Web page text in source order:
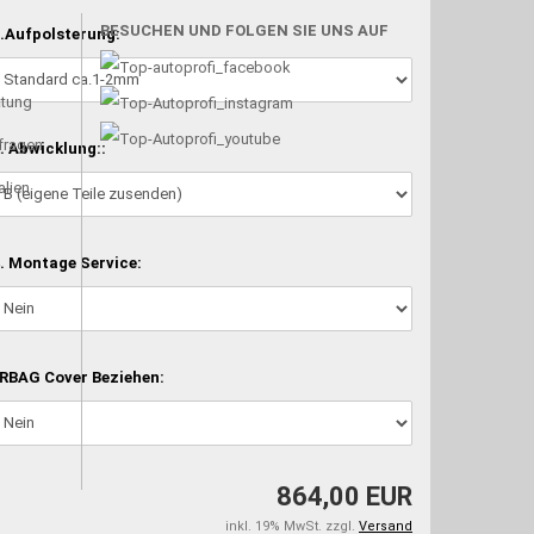
Abwicklung::
Montage Service:
Cover Beziehen:
864,00 EUR
inkl. 19% MwSt. zzgl. Versand
BESUCHEN UND FOLGEN SIE UNS AUF